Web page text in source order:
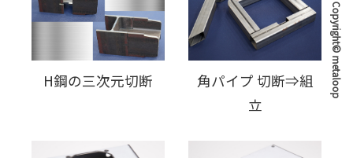
H鋼の三次元切断
角パイプ 切断⇒組
立
Copyright© metaloop